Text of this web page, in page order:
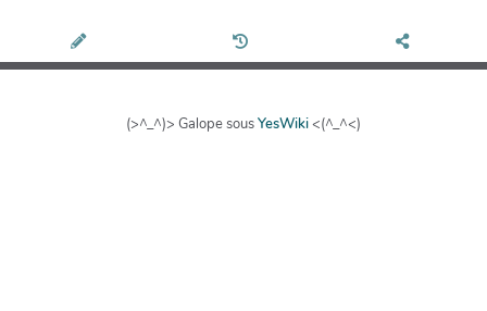
(>^_^)> Galope sousYesWiki<(^_^<)